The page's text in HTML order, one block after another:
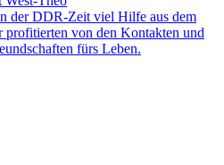
der DDR-Zeit viel Hilfe aus dem
profitierten von den Kontakten und
fürs Leben.